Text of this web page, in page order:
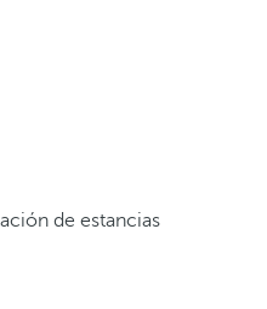
de estancias